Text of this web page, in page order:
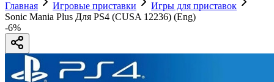
Главная Игровые приставки
Игры для приставок
Sonic Mania Plus Для PS4 (CUSA 12236) (Eng)
-6%